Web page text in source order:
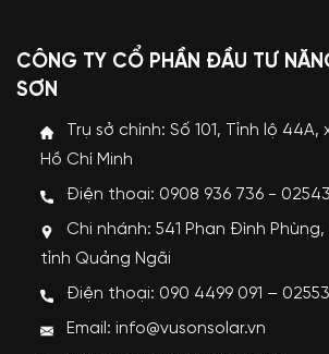
CÔNG TY CỔ PHẦN ĐẦU TƯ
SƠN
Trụ sở chính: Số 101, Tỉnh lộ 44A,
Hồ Chí Minh
Điện thoại: 0908 936 736 - 02543
Chi nhánh: 541 Phan Đình Phùng,
tỉnh Quảng Ngãi
Điện thoại: 090 4499 091 –
Email: info@vusonsolar.vn